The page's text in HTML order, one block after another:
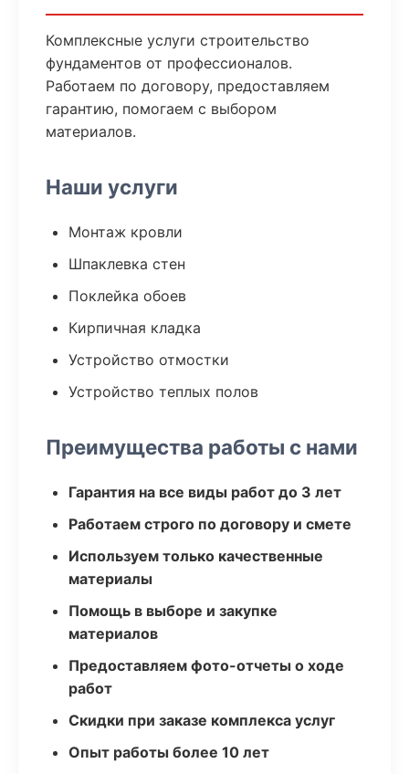
Комплексные услуги строительство
фундаментов от профессионалов.
Работаем по договору, предоставляем
гарантию, помогаем с выбором
материалов.
Наши услуги
Монтаж кровли
Шпаклевка стен
Поклейка обоев
Кирпичная кладка
Устройство отмостки
Устройство теплых полов
Преимущества работы с нами
Гарантия на все виды работ до 3 лет
Работаем строго по договору и смете
Используем только качественные
материалы
Помощь в выборе и закупке
материалов
Предоставляем фото-отчеты о ходе
работ
Скидки при заказе комплекса услуг
Опыт работы более 10 лет